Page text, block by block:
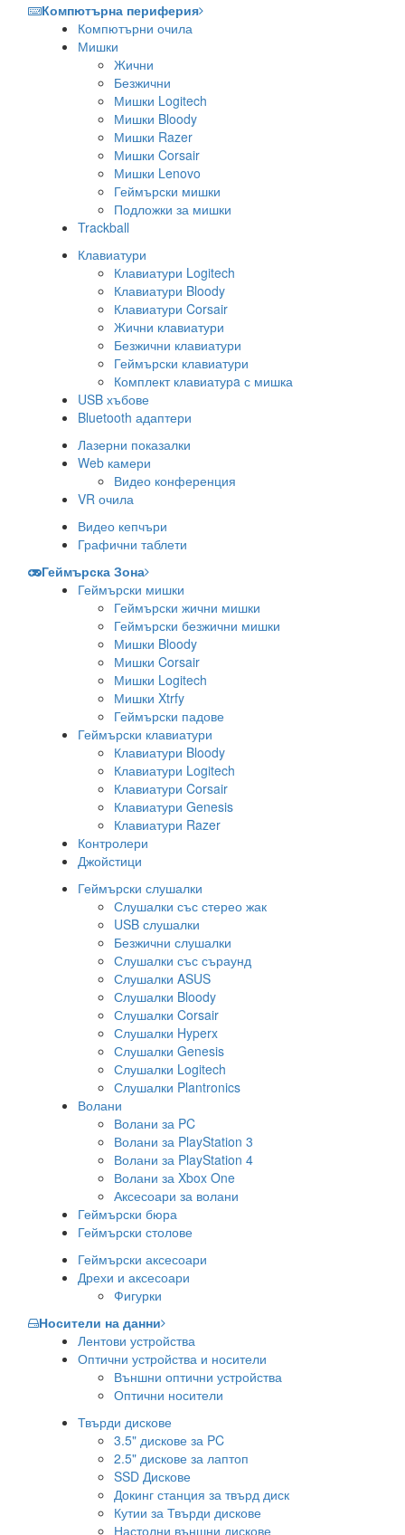
Компютърна периферия
Компютърни очила
Мишки
Жични
Безжични
Мишки Logitech
Мишки Bloody
Мишки Razer
Мишки Corsair
Мишки Lenovo
Геймърски мишки
Подложки за мишки
Trackball
Клавиатури
Клавиатури Logitech
Клавиатури Bloody
Клавиатури Corsair
Жични клавиатури
Безжични клавиатури
Геймърски клавиатури
Комплект клавиатурa с мишка
USB хъбове
Bluetooth адаптери
Лазерни показалки
Web камери
Видео конференция
VR очила
Видео кепчъри
Графични таблети
Геймърска Зона
Геймърски мишки
Геймърски жични мишки
Геймърски безжични мишки
Мишки Bloody
Мишки Corsair
Мишки Logitech
Мишки Xtrfy
Геймърски падове
Геймърски клавиатури
Клавиатури Bloody
Клавиатури Logitech
Клавиатури Corsair
Клавиатури Genesis
Клавиатури Razer
Контролери
Джойстици
Геймърски слушалки
Слушалки със стерео жак
USB слушалки
Безжични слушалки
Слушалки със съраунд
Слушалки ASUS
Слушалки Bloody
Слушалки Corsair
Слушалки Hyperx
Слушалки Genesis
Слушалки Logitech
Слушалки Plantronics
Волани
Волани за PC
Волани за PlayStation 3
Волани за PlayStation 4
Волани за Xbox One
Аксесоари за волани
Геймърски бюра
Геймърски столове
Геймърски аксесоари
Дрехи и аксесоари
Фигурки
Носители на данни
Лентови устройства
Оптични устройства и носители
Външни оптични устройства
Оптични носители
Твърди дискове
3.5" дискове за PC
2.5" дискове за лаптоп
SSD Дискове
Докинг станция за твърд диск
Кутии за Твърди дискове
Настолни външни дискове